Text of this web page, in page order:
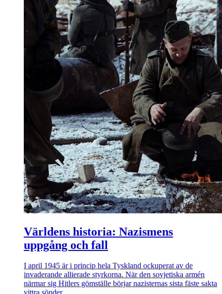
Världens historia: Nazismens
uppgång och fall
I april 1945 är i princip hela Tyskland ockuperat av de
invaderande allierade styrkorna. När den sovjetiska armén
närmar sig Hitlers gömställe börjar nazisternas sista fäste sakta